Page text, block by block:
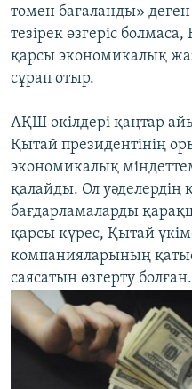
төмен бағаланды»
тезірек өзгеріс
қарсы экономикалық
сұрап отыр.
АҚШ өкілдері қаңтар
Қытай президентінің
экономикалық
қалайды. Ол уәделердің
бағдарламаларды
қарсы күрес, Қытай
компанияларының
саясатын өзгерту болған.